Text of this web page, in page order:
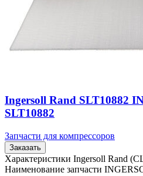
Ingersoll Rand SLT10882
SLT10882
Запчасти для компрессоров
Заказать
Характеристики Ingersoll Rand
Наименование запчасти